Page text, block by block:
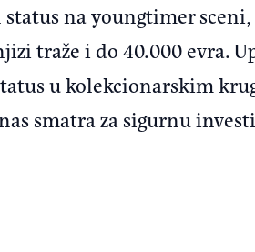
na youngtimer
traže i do 40.000 evra.
u kolekcionarskim
smatra za sigurnu